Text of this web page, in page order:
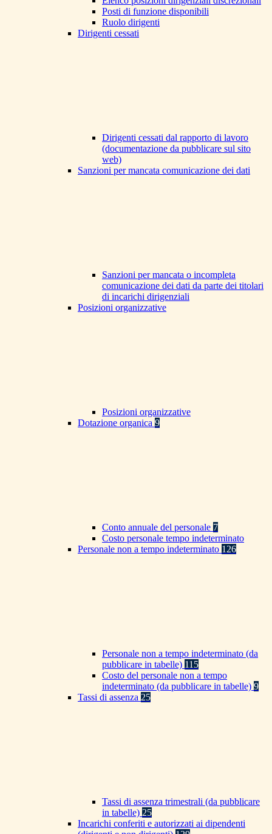
Posti di funzione disponibili
Ruolo dirigenti
Dirigenti cessati
Dirigenti cessati dal rapporto di lavoro
(documentazione da pubblicare sul sito
web)
Sanzioni per mancata comunicazione dei dati
Sanzioni per mancata o incompleta
comunicazione dei dati da parte dei titolari
di incarichi dirigenziali
Posizioni organizzative
Posizioni organizzative
Dotazione organica 9
Conto annuale del personale 7
Costo personale tempo indeterminato
Personale non a tempo indeterminato 126
Personale non a tempo indeterminato (da
pubblicare in tabelle) 115
Costo del personale non a tempo
indeterminato (da pubblicare in tabelle) 9
Tassi di assenza 25
Tassi di assenza trimestrali (da pubblicare
in tabelle) 25
Incarichi conferiti e autorizzati ai dipendenti